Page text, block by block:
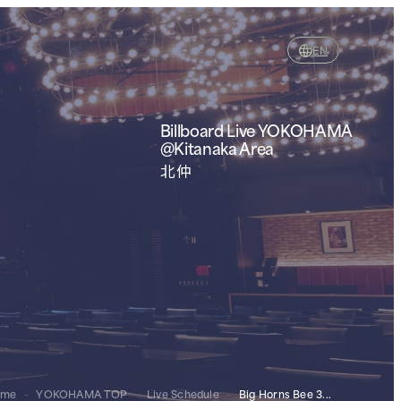
EN
Billboard Live YOKOHAMA
@Kitanaka Area
北仲
- YOKOHAMA TOP - Live Schedule - Big Horns Bee 3...